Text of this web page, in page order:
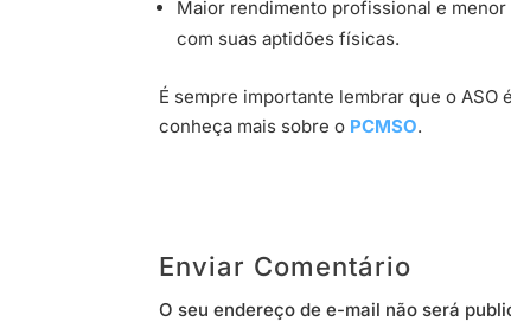
Maior rendimento profissional e
com suas aptidões físicas.
É sempre importante lembrar que o ASO
conheça mais sobre o PCMSO.
Enviar Comentário
O seu endereço de e-mail não será